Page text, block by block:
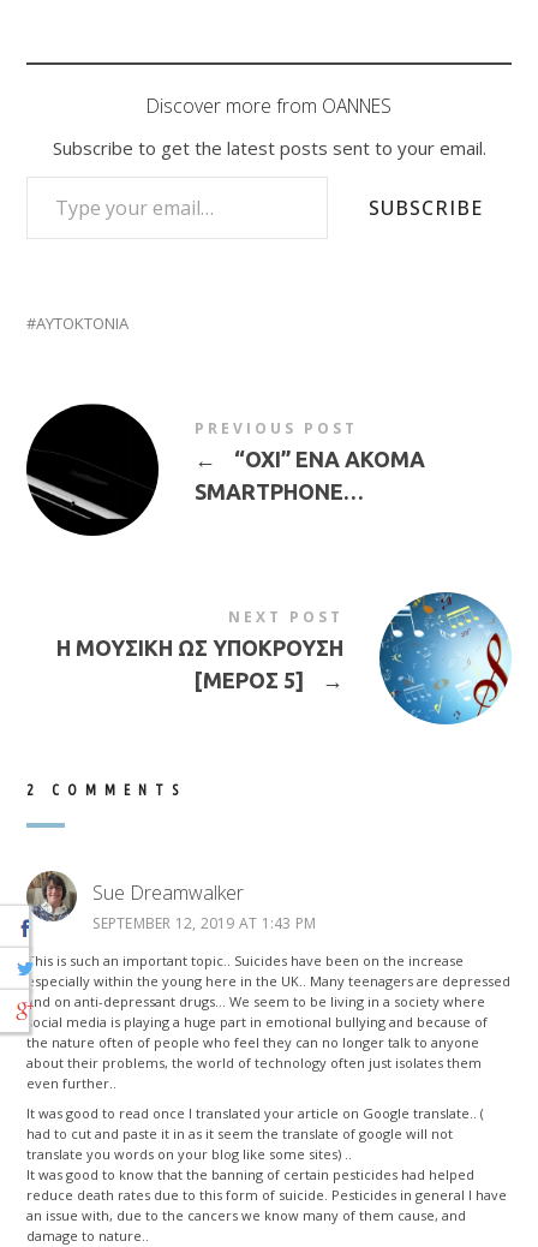
Discover more from OANNES
Subscribe to get the latest posts sent to your email.
TYPE YOUR EMAIL…
SUBSCRIBE
ΑΥΤΟΚΤΟΝΙΑ
PREVIOUS POST
←
“ΟΧΙ” ΕΝΑ ΑΚΟΜΑ
SMARTPHONE…
NEXT POST
Η ΜΟΥΣΙΚΗ ΩΣ ΥΠΟΚΡΟΥΣΗ
[ΜΕΡΟΣ 5]
→
2 COMMENTS
Sue Dreamwalker
SEPTEMBER 12, 2019 AT 1:43 PM
This is such an important topic.. Suicides have been on the increase
especially within the young here in the UK.. Many teenagers are depressed
and on anti-depressant drugs… We seem to be living in a society where
social media is playing a huge part in emotional bullying and because of
the nature often of people who feel they can no longer talk to anyone
about their problems, the world of technology often just isolates them
even further..
It was good to read once I translated your article on Google translate.. (
had to cut and paste it in as it seem the translate of google will not
translate you words on your blog like some sites) ..
It was good to know that the banning of certain pesticides had helped
reduce death rates due to this form of suicide. Pesticides in general I have
an issue with, due to the cancers we know many of them cause, and
damage to nature..